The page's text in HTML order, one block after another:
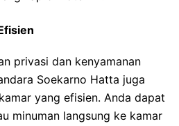
privasi dan kenyamanan
Soekarno Hatta juga
yang efisien. Anda dapat
minuman langsung ke kamar